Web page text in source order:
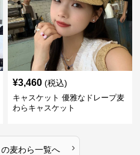
¥3,460 (税込)
キャスケット 優雅なドレープ麦
わらキャスケット
の麦わら一覧へ ›